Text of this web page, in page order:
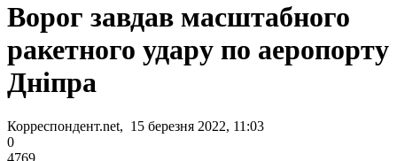
Ворог завдав масштабного
ракетного удару по аеропорту
Дніпра
Корреспондент.net, 15 березня 2022, 11:03
0
4769